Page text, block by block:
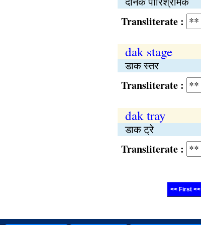
Transliterate :
dak stage
डाक स्तर
Transliterate :
dak tray
डाक ट्रे
Transliterate :
<< First <<